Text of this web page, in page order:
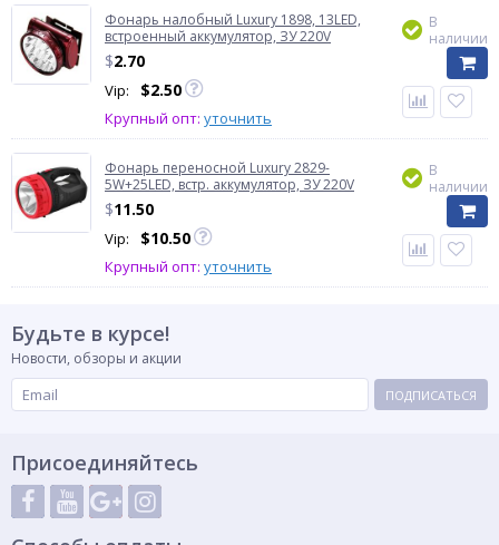
Фонарь налобный Luxury 1898, 13LED,
встроенный аккумулятор, ЗУ 220V
$2.70
Vip: $2.50
Крупный опт: уточнить
В
наличии
Фонарь переносной Luxury 2829-
5W+25LED, встр. аккумулятор, ЗУ 220V
$11.50
Vip: $10.50
Крупный опт: уточнить
В
наличии
Будьте в курсе!
Новости, обзоры и акции
ПОДПИСАТЬСЯ
Присоединяйтесь